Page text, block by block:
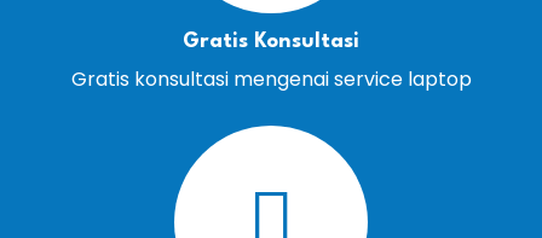
Gratis Konsultasi
Gratis konsultasi mengenai service laptop